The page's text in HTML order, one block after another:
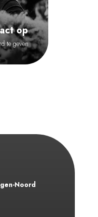
op
te geven
Noord